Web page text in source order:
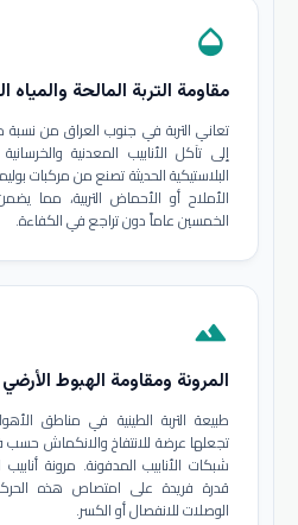
opacity
مقاومة التربة المالحة والمياه
تعاني التربة في جنوب العراق من نسبة
إلى تآكل الأنابيب المعدنية
البلاستيكية الحديثة تصنع من مركبات
الأملاح أو الأحماض التربية، مما
الخمسين عاماً دون تراجع في الكفاءة.
terrain
المرونة ومقاومة الهبوط الأرضي
طبيعة التربة الطينية في مناطق
تجعلها عرضة للانتفاخ والانكماش
قدرة فريدة على امتصاص هذه
الوصلات للانفصال أو الكسر.